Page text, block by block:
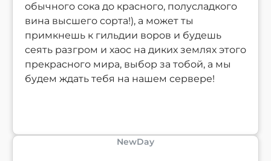
обычного сока до красного, полусладкого
вина высшего сорта!), а может ты
примкнешь к гильдии воров и будешь
сеять разгром и хаос на диких землях этого
прекрасного мира, выбор за тобой, а мы
будем ждать тебя на нашем сервере!
NewDay